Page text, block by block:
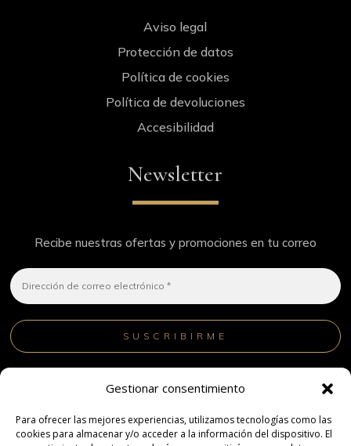
Gestionar consentimiento
Para ofrecer las mejores experiencias, utilizamos tecnologías como las
cookies para almacenar y/o acceder a la información del dispositivo. El
Aviso legal
Protección de datos
Política de cookies
Política de devoluciones
Accesibilidad
Newsletter
Recibe nuestras ofertas y promociones en tu correo
para obtener más información.